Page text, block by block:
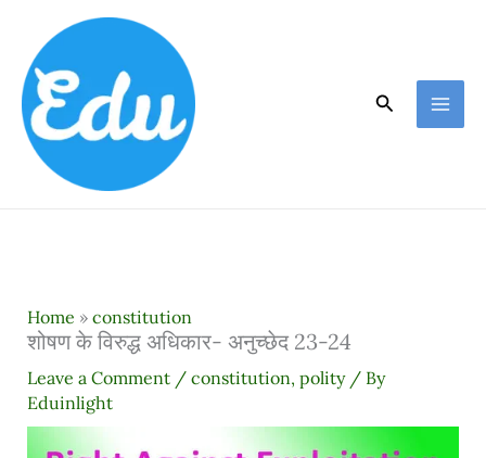
content
Search
Home » constitution
शोषण के विरुद्ध अधिकार- अनुच्छेद 23-24
Leave a Comment / constitution, polity/ By
Eduinlight